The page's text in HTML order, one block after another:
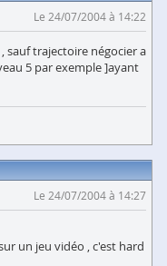
Le 24/07/2004 à 14:22
sauf trajectoire négocier a
5 par exemple ]ayant
Le 24/07/2004 à 14:27
un jeu vidéo , c'est hard